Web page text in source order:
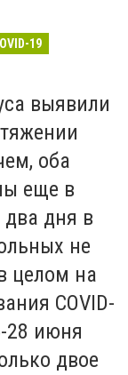
19
выявили
оба
еще в
два дня в
не
целом на
COVID-
28 июня
двое